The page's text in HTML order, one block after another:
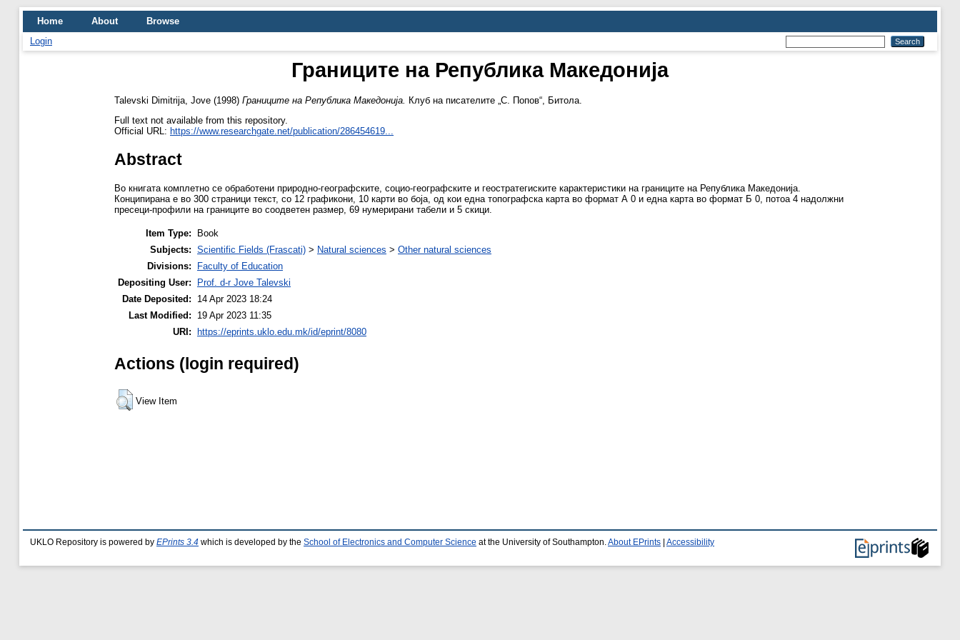
Home About
Browse
Login
Границите на Република Македонија
Talevski Dimitrija, Jove (1998) Границите на Република Македонија.
Клуб на писателите „С. Попов“, Битола.
Full text not available from this repository.
Official URL: https://www.researchgate.net/publication/286454619...
Abstract
Во книгата комплетно се обработени природно-географските, социо-географските и геостратегиските карактеристики на границите на Република Македонија.
Конципирана е во 300 страници текст, со 12 графикони, 10 карти во боја, од кои една топографска карта во формат А 0 и една карта во формат Б 0, потоа 4 надолжни
пресеци-профили на границите во соодветен размер, 69 нумерирани табели и 5 скици.
Item Type:
Book
Subjects: Scientific Fields (Frascati) > Natural sciences > Other natural sciences
Divisions:
Faculty of Education
Depositing User:
Prof. d-r Jove Talevski
Date Deposited:
14 Apr 2023 18:24
Last Modified:
19 Apr 2023 11:35
URI: https://eprints.uklo.edu.mk/id/eprint/8080
Actions (login required)
View Item
UKLO Repository is powered by EPrints 3.4 which is developed by the School of Electronics and Computer Science at the University of Southampton. About EPrints Accessibility